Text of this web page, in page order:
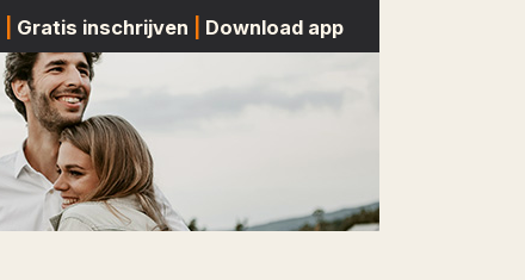
Gratis inschrijven Download app